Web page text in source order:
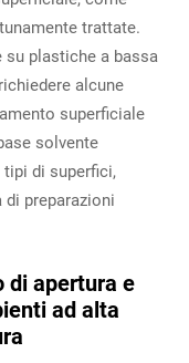
trattate.
su plastiche a bassa
alcune
superficiale
solvente
di superfici,
di preparazioni
di apertura e
ad alta